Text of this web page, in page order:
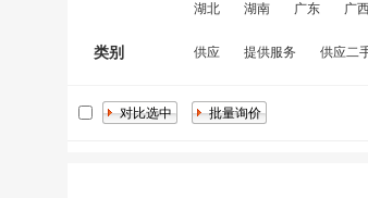
湖北
湖南 广东 广
类别 供应 提供服务 供应二